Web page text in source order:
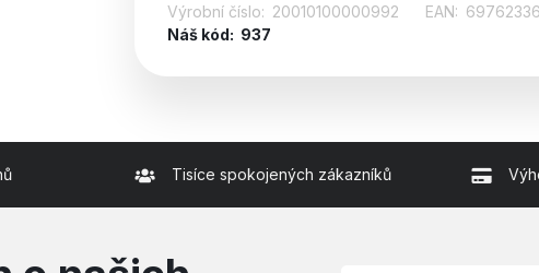
Výrobní číslo: 20010100000992 EAN:
Náš kód: 937
Tisíce spokojených zákazníků